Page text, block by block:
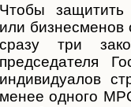
Чтобы защитить
или бизнесменов
сразу три
председателя
индивидуалов
менее одного